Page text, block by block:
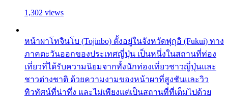
1,302 views
หน้าผาโทจินโบ (Tojinbo) ตั้งอยู่ในจังหวัดฟุกุอิ (Fukui) ทาง
ภาคตะวันออกของประเทศญี่ปุ่น เป็นหนึ่งในสถานที่ท่อง
เที่ยวที่ได้รับความนิยมจากทั้งนักท่องเที่ยวชาวญี่ปุ่นและ
ชาวต่างชาติ ด้วยความงามของหน้าผาที่สูงชันและวิว
ทิวทัศน์ที่น่าทึ่ง และไม่เพียงแต่เป็นสถานที่ที่เต็มไปด้วย